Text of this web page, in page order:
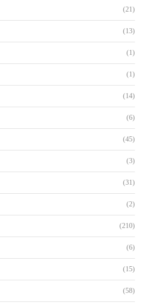
(21)
(13)
(1)
(1)
(14)
(6)
(45)
(3)
(31)
(2)
(210)
(6)
(15)
(58)